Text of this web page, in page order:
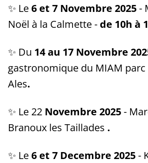
✨ Le6 et 7 Novembre 2025-
Noël à la Calmette - de 10h à
✨ Du 14 au 17 Novembre
gastronomique du MIAM
Ales.
✨ Le 22 Novembre 2025-
Branoux les Taillades .
✨ Le6 et 7 Decembre 2025-